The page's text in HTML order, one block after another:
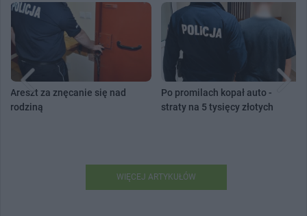
Areszt za znęcanie się nad
rodziną
Po promilach kopał auto -
straty na 5 tysięcy złotych
WIĘCEJ ARTYKUŁÓW